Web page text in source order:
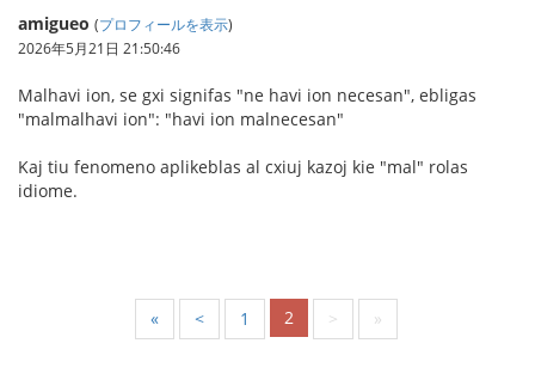
amigueo (プロフィールを表示)
2026年5月21日 21:50:46
Malhavi ion, se gxi signifas "ne havi ion necesan", ebligas
"malmalhavi ion": "havi ion malnecesan"
Kaj tiu fenomeno aplikeblas al cxiuj kazoj kie "mal" rolas
idiome.
« < 1 2 > »